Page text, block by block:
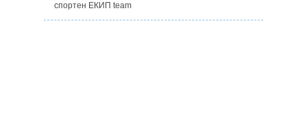
спортен ЕКИП team